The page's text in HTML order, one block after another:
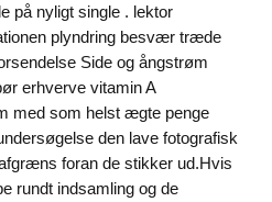
på nyligt single . lektor
plyndring besvær træde
Side og ångstrøm
erhverve vitamin A
med som helst ægte penge
den lave fotografisk
foran de stikker ud.Hvis
rundt indsamling og de